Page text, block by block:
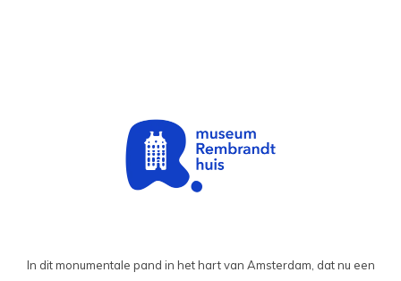
In dit monumentale pand in het hart van Amsterdam, dat nu een